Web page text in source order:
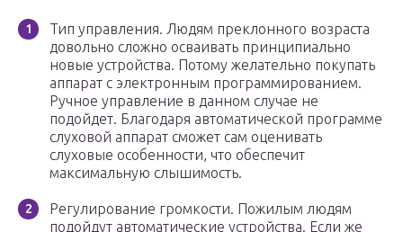
Тип управления. Людям преклонного возраста
довольно сложно осваивать принципиально
новые устройства. Потому желательно покупать
аппарат с электронным программированием.
Ручное управление в данном случае не
подойдет. Благодаря автоматической программе
слуховой аппарат сможет сам оценивать
слуховые особенности, что обеспечит
максимальную слышимость.
Регулирование громкости. Пожилым людям
подойдут автоматические устройства. Если же